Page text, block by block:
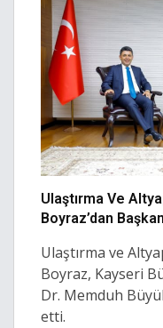
Ulaştırma Ve
Boyraz’dan
Ulaştırma ve
Boyraz, Kayseri
Dr. Memduh
etti.